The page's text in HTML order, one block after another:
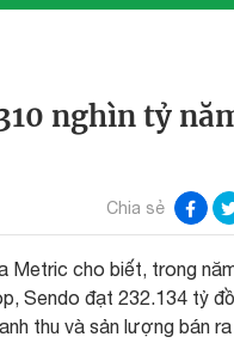
nghìn tỷ
Chia sẻ
Metric cho biết, trong
Sendo đạt 232.134 tỷ
thu và sản lượng bán